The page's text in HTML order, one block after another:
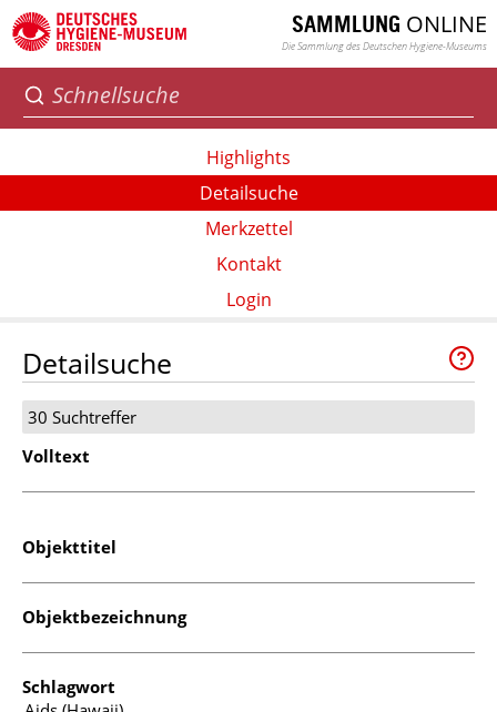
SAMMLUNG ONLINE
Die Sammlung des Deutschen Hygiene-Museums
Highlights
Detailsuche
Merkzettel
Kontakt
Login
Detailsuche
30 Suchtreffer
Volltext
Objekttitel
Objektbezeichnung
Schlagwort